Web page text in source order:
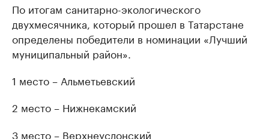
По итогам санитарно-экологического
двухмесячника, который прошел в Татарстане
определены победители в номинации «Лучший
муниципальный район».
1 место – Альметьевский
2 место – Нижнекамский
3 место – Верхнеуслонский